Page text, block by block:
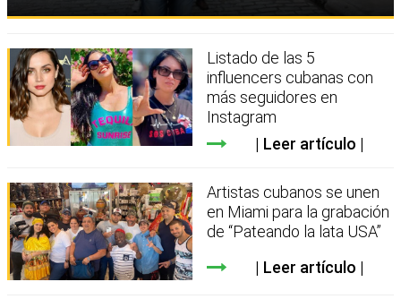
Listado de las 5
influencers cubanas con
más seguidores en
Instagram
Leer artículo
Artistas cubanos se unen
en Miami para la grabación
de “Pateando la lata USA”
Leer artículo